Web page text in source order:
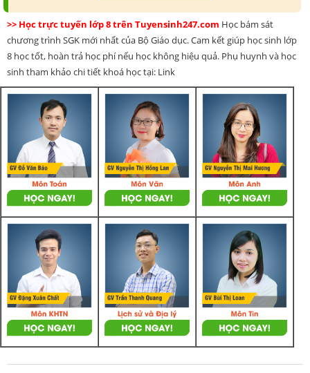
>> Học trực tuyến lớp 8 trên Tuyensinh247.com Học bám sát
chương trình SGK mới nhất của Bộ Giáo dục. Cam kết giúp học sinh lớp
8 học tốt, hoàn trả học phí nếu học không hiệu quả. Phụ huynh và học
sinh tham khảo chi tiết khoá học tại: Link